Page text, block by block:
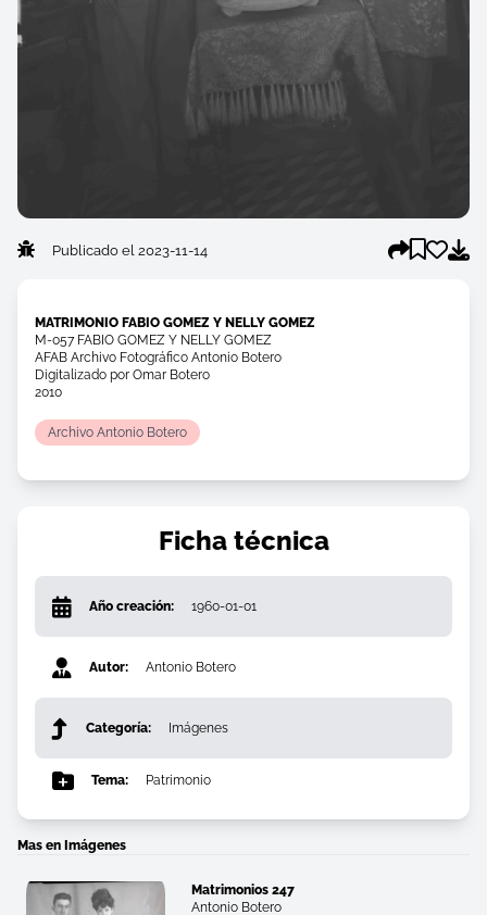
Publicado el 2023-11-14
MATRIMONIO FABIO GOMEZ Y NELLY GOMEZ
M-057 FABIO GOMEZ Y NELLY GOMEZ
AFAB Archivo Fotográfico Antonio Botero
Digitalizado por Omar Botero
2010
Archivo Antonio Botero
Ficha técnica
Año creación: 1960-01-01
Autor: Antonio Botero
Categoría: Imágenes
Tema: Patrimonio
Mas en Imágenes
Matrimonios 247
Antonio Botero